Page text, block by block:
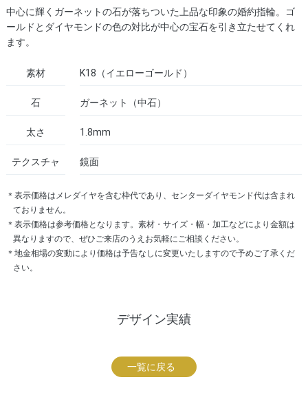
中心に輝くガーネットの石が落ちついた上品な印象の婚約指輪。ゴ
ールドとダイヤモンドの色の対比が中心の宝石を引き立たせてくれ
ます。
素材 K18（イエローゴールド）
石 ガーネット（中石）
太さ 1.8mm
テクスチャ 鏡面
＊表示価格はメレダイヤを含む枠代であり、センターダイヤモンド代は含まれ
ておりません。
＊表示価格は参考価格となります。素材・サイズ・幅・加工などにより金額は
異なりますので、ぜひご来店のうえお気軽にご相談ください。
＊地金相場の変動により価格は予告なしに変更いたしますので予めご了承くだ
さい。
デザイン実績
一覧に戻る